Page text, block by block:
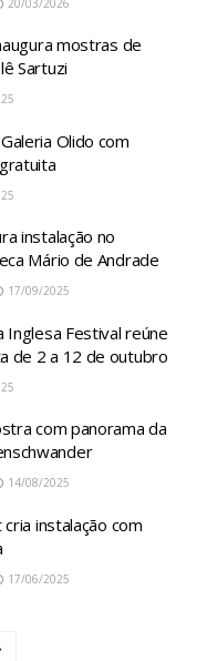
mostras de
Sartuzi
Olido com
instalação no
Mário de Andrade
17/09/2025
Inglesa Festival reúne
de 2 a 12 de outubro
com panorama da
14/08/2025
instalação com
17/06/2025